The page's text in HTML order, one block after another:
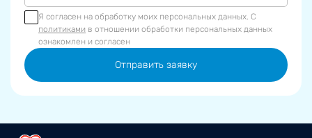
Я согласен на обработку моих персональных данных. С
политиками в отношении обработки персональных данных
ознакомлен и согласен
Отправить заявку